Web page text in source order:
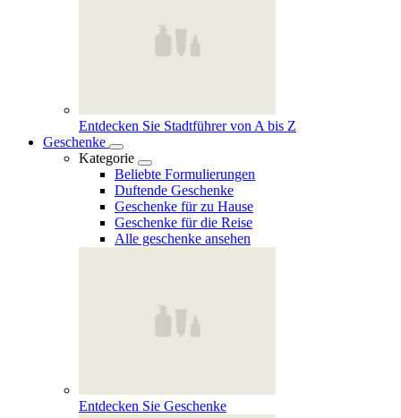
Entdecken Sie Stadtführer von A bis Z
Geschenke
Kategorie
Beliebte Formulierungen
Duftende Geschenke
Geschenke für zu Hause
Geschenke für die Reise
Alle geschenke ansehen
Entdecken Sie Geschenke